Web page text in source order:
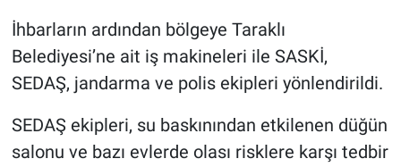
İhbarların ardından bölgeye Taraklı
Belediyesi’ne ait iş makineleri ile SASKİ,
SEDAŞ, jandarma ve polis ekipleri yönlendirildi.
SEDAŞ ekipleri, su baskınından etkilenen düğün
salonu ve bazı evlerde olası risklere karşı tedbir